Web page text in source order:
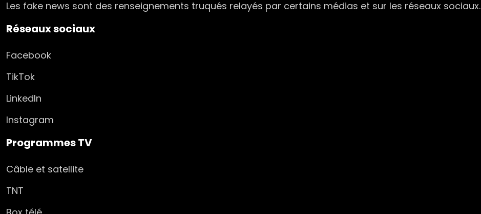
Les fake news sont des renseignements truqués relayés par certains médias et sur les réseaux sociaux.
Réseaux sociaux
Facebook
TikTok
LinkedIn
Instagram
Programmes TV
Câble et satellite
TNT